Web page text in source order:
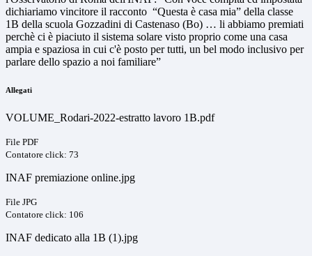
dichiariamo vincitore il racconto “Questa è casa mia” della classe
1B della scuola Gozzadini di Castenaso (Bo) … li abbiamo premiati
perchè ci è piaciuto il sistema solare visto proprio come una casa
ampia e spaziosa in cui c'è posto per tutti, un bel modo inclusivo per
parlare dello spazio a noi familiare”
Allegati
VOLUME_Rodari-2022-estratto lavoro 1B.pdf
File PDF
Contatore click: 73
INAF premiazione online.jpg
File JPG
Contatore click: 106
INAF dedicato alla 1B (1).jpg